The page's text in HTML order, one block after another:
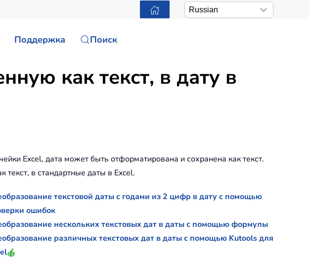
Поддержка Поиск
как текст, в дату в
Excel, дата может быть отформатирована и сохранена как текст.
текст, в стандартные даты в Excel.
текстовой даты с годами из 2 цифр в дату с помощью
ошибок
нескольких текстовых дат в даты с помощью формулы
различных текстовых дат в даты с помощью Kutools для